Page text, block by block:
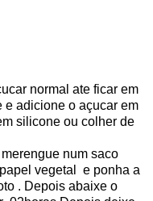
normal ate ficar em
e adicione o açucar em
silicone ou colher de
num saco
vegetal e ponha a
. Depois abaixe o